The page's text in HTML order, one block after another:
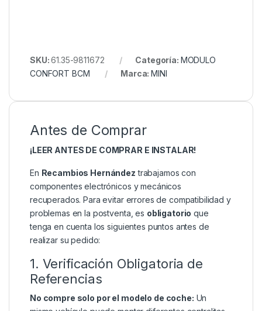
SKU:61.35-9811672 Categoría: MODULO
CONFORT BCM
Marca:MINI
Antes de Comprar
¡LEER ANTES DE COMPRAR E INSTALAR!
En Recambios Hernández trabajamos con
componentes electrónicos y mecánicos
recuperados. Para evitar errores de compatibilidad y
problemas en la postventa, es obligatorio que
tenga en cuenta los siguientes puntos antes de
realizar su pedido:
1. Verificación Obligatoria de
Referencias
No compre solo por el modelo de coche: Un